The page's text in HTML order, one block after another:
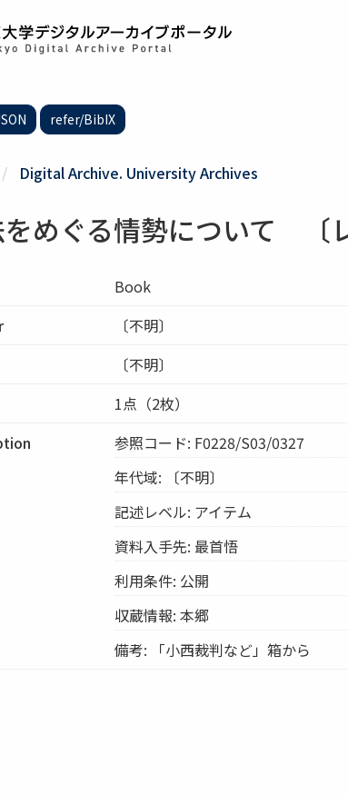
refer/BibIX
Digital Archive. University Archives
めぐる情勢について 〔レ
Book
〔不明〕
〔不明〕
1点（2枚）
参照コード: F0228/S03/0327
年代域: 〔不明〕
記述レベル: アイテム
資料入手先: 最首悟
利用条件: 公開
収蔵情報: 本郷
備考: 「小西裁判など」箱から